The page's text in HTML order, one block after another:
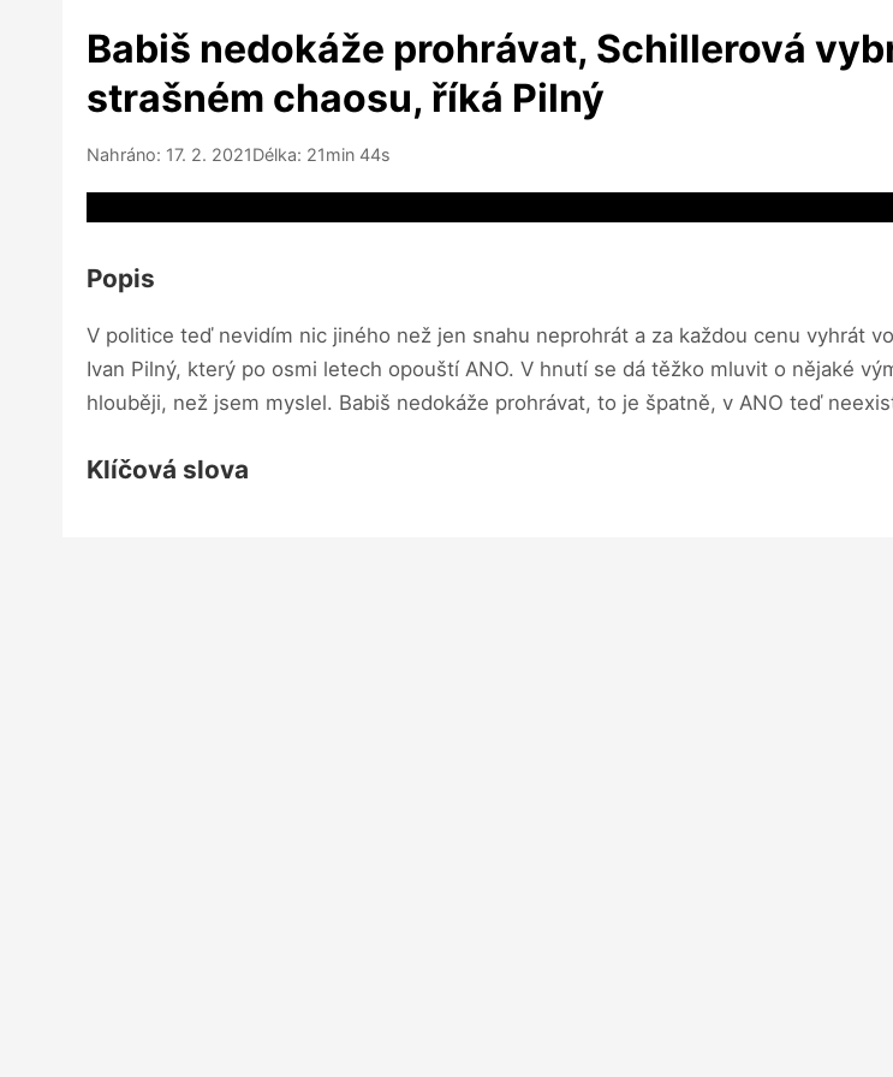
Babiš nedokáže prohrávat, Schillerová
strašném chaosu, říká Pilný
Nahráno: 17. 2. 2021Délka: 21min 44s
Popis
V politice teď nevidím nic jiného než jen snahu neprohrát a za každou cenu vyhrát
Ivan Pilný, který po osmi letech opouští ANO. V hnutí se dá těžko mluvit o nějaké
hlouběji, než jsem myslel. Babiš nedokáže prohrávat, to je špatně, v ANO teď
Klíčová slova